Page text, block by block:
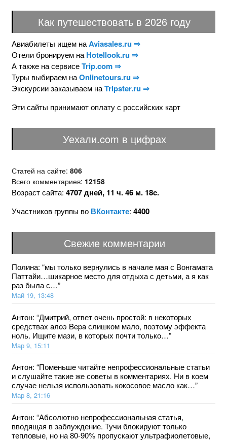
Как путешествовать в 2026 году
Авиабилеты ищем наAviasales.ru ⇒
Отели бронируем наHotellook.ru ⇒
А также на сервисеTrip.com ⇒
Туры выбираем наOnlinetours.ru ⇒
Экскурсии заказываем наTripster.ru ⇒
Эти сайты принимают оплату с российских карт
Уехали.com в цифрах
Статей на сайте: 806
Всего комментариев: 12158
Возраст сайта: 4707 дней, 11 ч. 46 м. 19c.
Участников группы во ВКонтакте: 4400
Свежие комментарии
Полина: “мы только вернулись в начале мая с Вонгамата
Паттайи…шикарное место для отдыха с детьми, а я как
раз была с…”
Май 19, 13:48
Антон: “Дмитрий, ответ очень простой: в некоторых
средствах aлoэ Bepa слишком мало, поэтому эффекта
ноль. Ищите мази, в которых почти только…”
Мар 9, 15:11
Антон: “Поменьше читайте непрофессиональные статьи
и слушайте такие же советы в комментариях. Ни в коем
случае нельзя использовать кокосовое масло как…”
Мар 8, 21:16
Антон: “Абсолютно непрофессиональная статья,
вводящая в заблуждение. Тучи блокируют только
тепловые, но на 80-90% пропускают ультрафиолетовые,